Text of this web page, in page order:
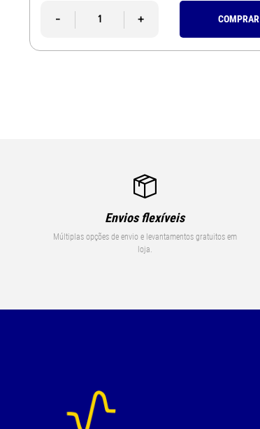
- + COMPRAR
Envios flexíveis
Múltiplas opções de envio e levantamentos gratuitos em
loja.